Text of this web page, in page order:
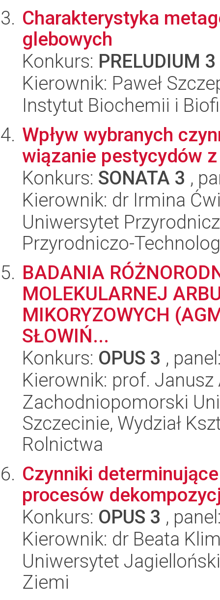
Charakterystyka
glebowych
Konkurs: PRELUDIUM 3
Kierownik: Paweł
Instytut Biochemii i
Wpływ wybranych
wiązanie pestycydów
Konkurs: SONATA 3 ,
Kierownik: dr Irmina
Uniwersytet
Przyrodniczo-
BADANIA
MOLEKULARNEJ
MIKORYZOWYCH
SŁOWIŃ...
Konkurs: OPUS 3 ,
Kierownik: prof. Janusz
Zachodniopomorski
Szczecinie, Wydział
Rolnictwa
Czynniki
procesów
Konkurs: OPUS 3 ,
Kierownik: dr Beata
Uniwersytet
Ziemi